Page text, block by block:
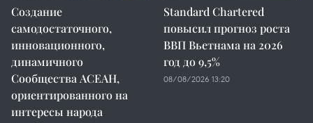
Создание
самодостаточного,
инновационного,
динамичного
Сообщества АСЕАН,
ориентированного на
интересы народа
Standard Chartered
повысил прогноз роста
ВВП Вьетнама на 2026
год до 9,5%
08/08/2026 13:20